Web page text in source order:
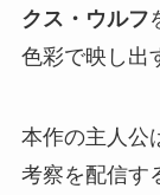
クス・ウルフ
色彩で映し出
本作の主人公
考察を配信す